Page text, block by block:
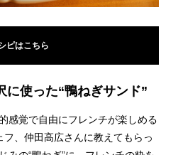
ピはこちら
に使った“鴨ねぎサンド”
感覚で自由にフレンチが楽しめる
、仲田高広さんに教えてもらっ